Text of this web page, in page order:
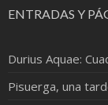
ENTRADAS Y
Durius Aquae:
Pisuerga, una